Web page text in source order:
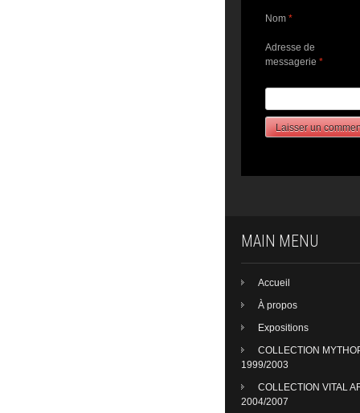
Nom *
Adresse de
messagerie *
MAIN MENU
Accueil
À propos
Expositions
COLLECTION
1999/2003
COLLECTION VITAL
2004/2007